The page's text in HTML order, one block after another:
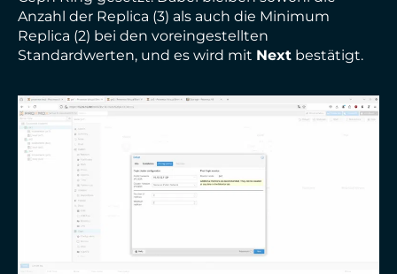
Anzahl der Replica (3) als auch die Minimum
Replica (2) bei den voreingestellten
Standardwerten, und es wird mit Next bestätigt.